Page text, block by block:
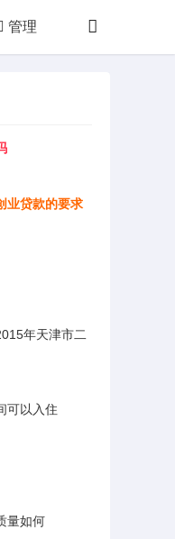
管理
业贷款的要求
年天津市二
可以入住
量如何